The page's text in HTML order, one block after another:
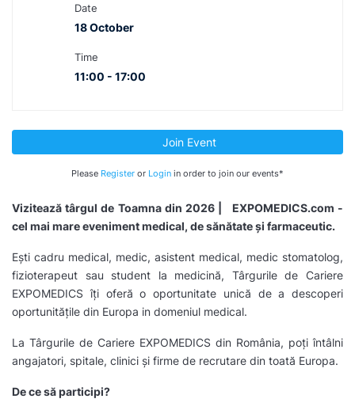
Date
18 October
Time
11:00 - 17:00
Join Event
Please Register or Login in order to join our events*
Vizitează târgul de Toamna din 2026 | EXPOMEDICS.com -
cel mai mare eveniment medical, de sănătate și farmaceutic.
Ești cadru medical, medic, asistent medical, medic stomatolog,
fizioterapeut sau student la medicină, Târgurile de Cariere
EXPOMEDICS îți oferă o oportunitate unică de a descoperi
oportunitățile din Europa in domeniul medical.
La Târgurile de Cariere EXPOMEDICS din România, poți întâlni
angajatori, spitale, clinici și firme de recrutare din toată Europa.
De ce să participi?